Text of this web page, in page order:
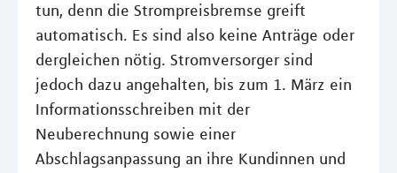
tun, denn die Strompreisbremse greift
automatisch. Es sind also keine Anträge oder
dergleichen nötig. Stromversorger sind
jedoch dazu angehalten, bis zum 1. März ein
Informationsschreiben mit der
Neuberechnung sowie einer
Abschlagsanpassung an ihre Kundinnen und